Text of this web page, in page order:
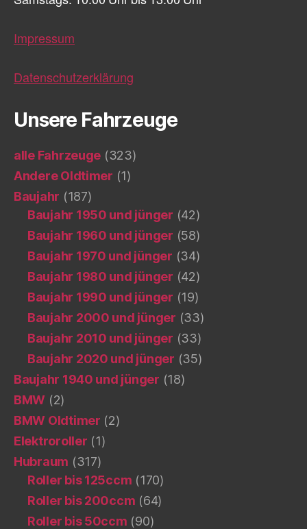
Impressum
Datenschutzerklärung
Unsere Fahrzeuge
alle Fahrzeuge (323)
Andere Oldtimer (1)
Baujahr (187)
Baujahr 1950 und jünger (42)
Baujahr 1960 und jünger (58)
Baujahr 1970 und jünger (34)
Baujahr 1980 und jünger (42)
Baujahr 1990 und jünger (19)
Baujahr 2000 und jünger (33)
Baujahr 2010 und jünger (33)
Baujahr 2020 und jünger (35)
Baujahr 1940 und jünger (18)
BMW (2)
BMW Oldtimer (2)
Elektroroller (1)
Hubraum (317)
Roller bis 125ccm (170)
Roller bis 200ccm (64)
Roller bis 50ccm (90)